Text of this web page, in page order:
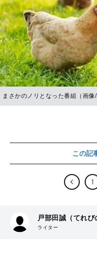
まさかのノリとなった番組（画像
この記
1
戸部田誠（てれび
ライター